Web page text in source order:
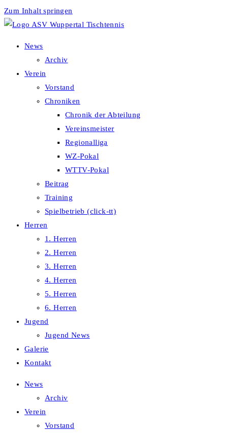
Zum Inhalt springen
News
Archiv
Verein
Vorstand
Chroniken
Chronik der Abteilung
Vereinsmeister
Regionalliga
WZ-Pokal
WTTV-Pokal
Beitrag
Training
Spielbetrieb (click-tt)
Herren
1. Herren
2. Herren
3. Herren
4. Herren
5. Herren
6. Herren
Jugend
Jugend News
Galerie
Kontakt
News
Archiv
Verein
Vorstand